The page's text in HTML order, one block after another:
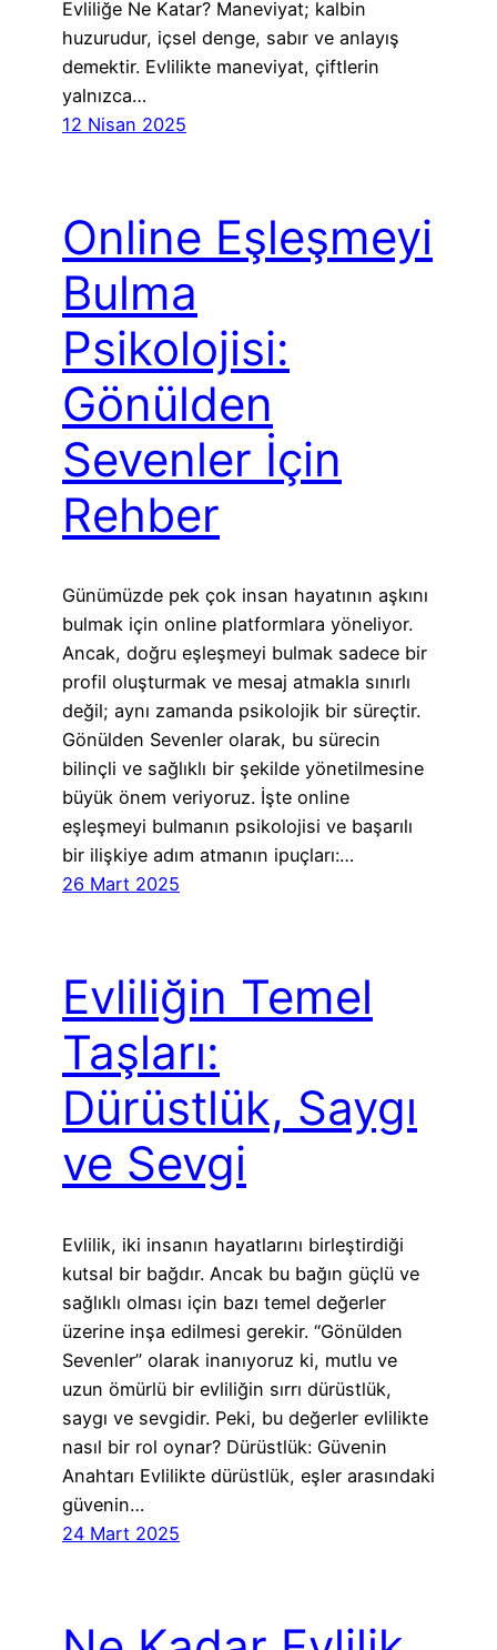
Evliliğe Ne Katar? Maneviyat; kalbin
huzurudur, içsel denge, sabır ve anlayış
demektir. Evlilikte maneviyat, çiftlerin
yalnızca…
12 Nisan 2025
Online Eşleşmeyi
Bulma
Psikolojisi:
Gönülden
Sevenler İçin
Rehber
Günümüzde pek çok insan hayatının aşkını
bulmak için online platformlara yöneliyor.
Ancak, doğru eşleşmeyi bulmak sadece bir
profil oluşturmak ve mesaj atmakla sınırlı
değil; aynı zamanda psikolojik bir süreçtir.
Gönülden Sevenler olarak, bu sürecin
bilinçli ve sağlıklı bir şekilde yönetilmesine
büyük önem veriyoruz. İşte online
eşleşmeyi bulmanın psikolojisi ve başarılı
bir ilişkiye adım atmanın ipuçları:…
26 Mart 2025
Evliliğin Temel
Taşları:
Dürüstlük, Saygı
ve Sevgi
Evlilik, iki insanın hayatlarını birleştirdiği
kutsal bir bağdır. Ancak bu bağın güçlü ve
sağlıklı olması için bazı temel değerler
üzerine inşa edilmesi gerekir. “Gönülden
Sevenler” olarak inanıyoruz ki, mutlu ve
uzun ömürlü bir evliliğin sırrı dürüstlük,
saygı ve sevgidir. Peki, bu değerler evlilikte
nasıl bir rol oynar? Dürüstlük: Güvenin
Anahtarı Evlilikte dürüstlük, eşler arasındaki
güvenin…
24 Mart 2025